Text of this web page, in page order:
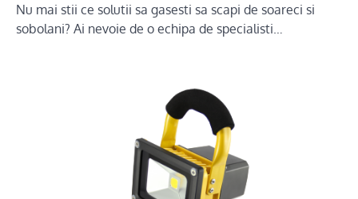
Nu mai stii ce solutii sa gasesti sa scapi de soareci si
sobolani? Ai nevoie de o echipa de specialisti…